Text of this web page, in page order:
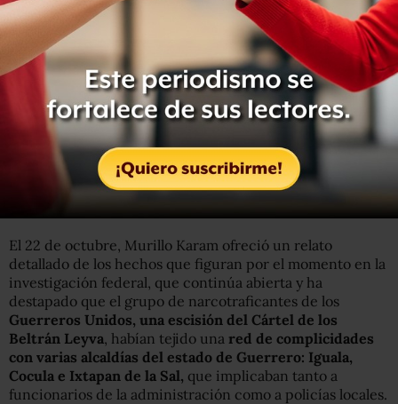
Karam ha dicho que
todavía no se conoce el paradero de
los jóvenes
pese a que en la investigación en cursohan
aparecido por el momento nueve fosas con un total de
30 cadáveres. Según los informes preliminares, no
pertenecen a ninguno de los 43 estudiantes
desaparecidos, pero tampoco han sido identificados.
Un equipo deantropología forense argentino está
realizando un segundo estudio de los restospara
El 22 de octubre, Murillo Karam ofreció un relato
detallado de los hechos que figuran por el momento en la
investigación federal, que continúa abierta y ha
destapado que el grupo de narcotraficantes de los
Guerreros Unidos, una escisión del Cártel de los
Beltrán Leyva , habían tejido una red de complicidades
con varias alcaldías del estado de Guerrero: Iguala,
Cocula e Ixtapan de la Sal, que implicaban tanto a
funcionarios de la administración como a policías locales.